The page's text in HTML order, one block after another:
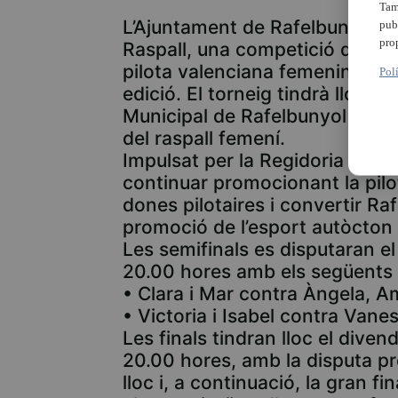
L’Ajuntament de Rafelbunyol
Raspall, una competició que
pilota valenciana femenina
edició. El torneig tindrà lloc
Municipal de Rafelbunyol i
del raspall femení.
Impulsat per la Regidoria
continuar promocionant la
dones pilotaires i convertir
promoció de l’esport
Les semifinals es disputaran
20.00 hores amb els
• Clara i Mar contra Àngela,
• Victoria i Isabel contra
Les finals tindran lloc el
20.00 hores, amb la disputa
lloc i, a continuació, la gran